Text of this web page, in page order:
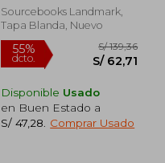
Sourcebooks Landmark,
Tapa Blanda, Nuevo
Disponible Usado
en Buen Estado a
S/ 47,28
Comprar Usado